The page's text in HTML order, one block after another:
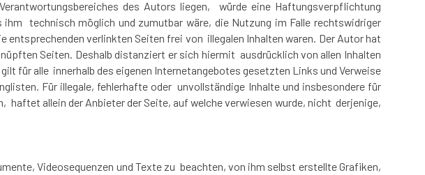
des Autors liegen, würde eine Haftungsverpflichtung
technisch möglich und zumutbar wäre, die Nutzung im Falle rechtswidriger
verlinkten Seiten frei von illegalen Inhalten waren. Der Autor hat
Seiten. Deshalb distanziert er sich hiermit ausdrücklich von allen Inhalten
für alle innerhalb des eigenen Internetangebotes gesetzten Links und Verweise
Für illegale, fehlerhafte oder unvollständige Inhalte und insbesondere für
allein der Anbieter der Seite, auf welche verwiesen wurde, nicht derjenige,
Videosequenzen und Texte zu beachten, von ihm selbst erstellte Grafiken,